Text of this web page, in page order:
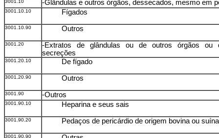
3001.10 -Glândulas e outros órgãos, dessecados, mesmo em
3001.10.10 Fígados
3001.10.90 Outros
3001.20
-Extratos de glândulas ou de outros órgãos ou
secreções
3001.20.10 De fígado
3001.20.90 Outros
3001.90 -Outros
3001.90.10 Heparina e seus sais
3001.90.20 Pedaços de pericárdio de origem bovina ou suína
3001.90.90